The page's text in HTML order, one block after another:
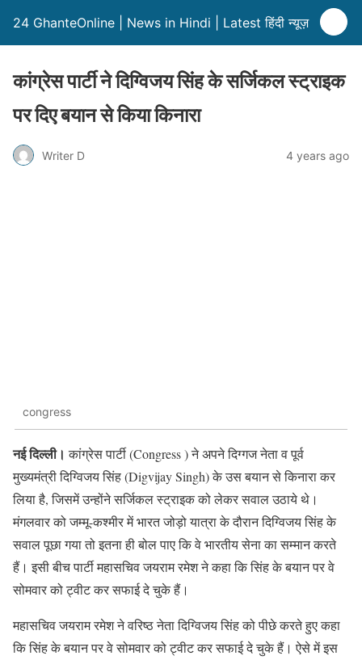
24 GhanteOnline | News in Hindi | Latest हिंदी न्यूज़
कांग्रेस पार्टी ने दिग्विजय सिंह के सर्जिकल स्ट्राइक
पर दिए बयान से किया किनारा
Writer D 4 years ago
congress
नई दिल्ली। कांग्रेस पार्टी (Congress ) ने अपने दिग्गज नेता व पूर्व
मुख्यमंत्री दिग्विजय सिंह (Digvijay Singh) के उस बयान से किनारा कर
लिया है, जिसमें उन्होंने सर्जिकल स्ट्राइक को लेकर सवाल उठाये थे।
मंगलवार को जम्मू-कश्मीर में भारत जोड़ो यात्रा के दौरान दिग्विजय सिंह के
सवाल पूछा गया तो इतना ही बोल पाए कि वे भारतीय सेना का सम्मान करते
हैं। इसी बीच पार्टी महासचिव जयराम रमेश ने कहा कि सिंह के बयान पर वे
सोमवार को ट्वीट कर सफाई दे चुके हैं।
महासचिव जयराम रमेश ने वरिष्ठ नेता दिग्विजय सिंह को पीछे करते हुए कहा
कि सिंह के बयान पर वे सोमवार को ट्वीट कर सफाई दे चुके हैं। ऐसे में इस